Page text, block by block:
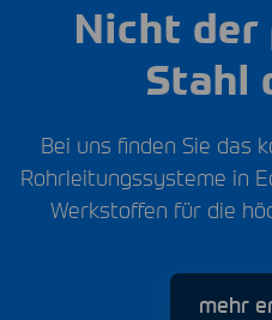
Nicht der
Stahl
Bei uns finden Sie das
Rohrleitungssysteme in
Werkstoffen für die
mehr